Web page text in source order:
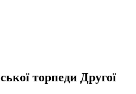
торпеди Другої